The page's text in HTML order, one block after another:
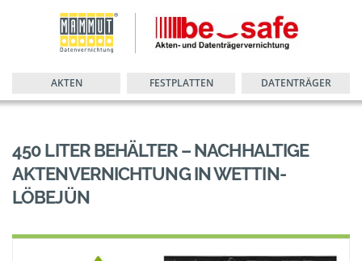
AKTEN FESTPLATTEN DATENTRÄGER
450 LITER BEHÄLTER – NACHHALTIGE
AKTENVERNICHTUNG IN WETTIN-
LÖBEJÜN